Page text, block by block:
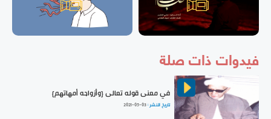
فيدوات ذات صلة
في معنى قوله تعالى {وأزواجه أمهاتهم}
تاريخ النشر :2021-05-03